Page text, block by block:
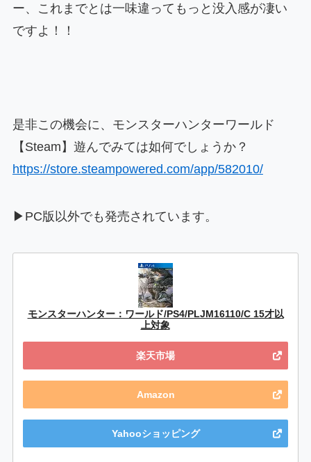
ー、これまでとは一味違ってもっと没入感が凄い
ですよ！！
是非この機会に、モンスターハンターワールド
【Steam】遊んでみては如何でしょうか？
https://store.steampowered.com/app/582010/
▶PC版以外でも発売されています。
モンスターハンター：ワールド/PS4/PLJM16110/C 15才以
上対象
楽天市場
Amazon
Yahooショッピング